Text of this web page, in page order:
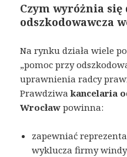
Czym wyróżnia
odszkodowawcza
Na rynku działa wiele
„pomoc przy
uprawnienia radcy
Prawdziwakancelaria
Wrocław powinna:
zapewniać
wyklucza firmy